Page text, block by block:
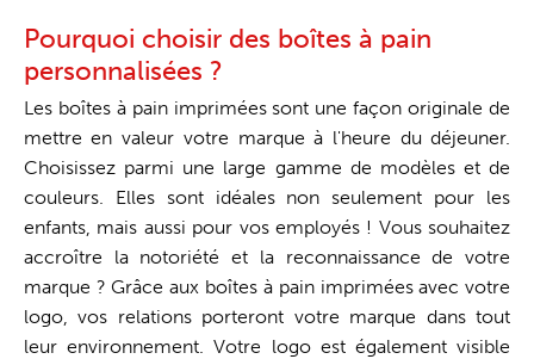
Pourquoi choisir des boîtes à pain
personnalisées ?
Les boîtes à pain imprimées sont une façon originale de
mettre en valeur votre marque à l'heure du déjeuner.
Choisissez parmi une large gamme de modèles et de
couleurs. Elles sont idéales non seulement pour les
enfants, mais aussi pour vos employés ! Vous souhaitez
accroître la notoriété et la reconnaissance de votre
marque ? Grâce aux boîtes à pain imprimées avec votre
logo, vos relations porteront votre marque dans tout
leur environnement. Votre logo est également visible